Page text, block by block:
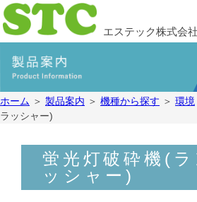
ー
品
案
会
エステック株式会社
ホーム ＞ 製品案内 ＞ 機種から探す ＞ 環境
ラッシャー)
蛍光灯破砕機(ラ
ッシャー)